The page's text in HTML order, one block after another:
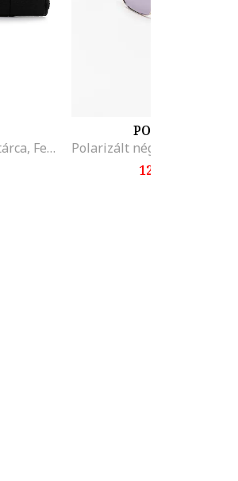
Cipzáros műbőr pénztárca, Fekete
POLAROID
12.999 Ft